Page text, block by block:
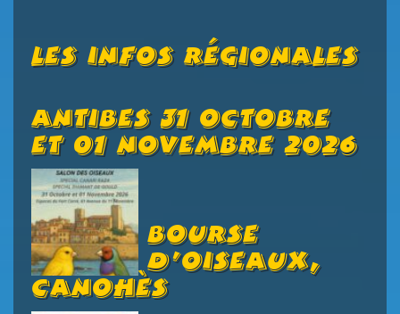
Les Infos Régionales
Antibes 31 Octobre
Et 01 Novembre 2026
Bourse
D’oiseaux,
Canohès